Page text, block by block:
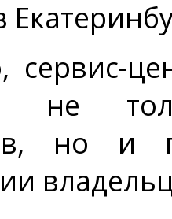
сервис-
не
но и